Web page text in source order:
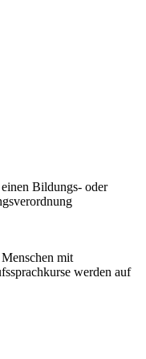
Bildungs- oder
mit
werden auf